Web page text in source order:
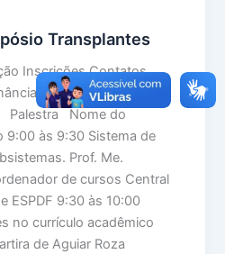
Transplantes
Inscrições Contatos
de hambúrguer
Palestra Nome do
às 9:30 Sistema de
Prof. Me.
de cursos Central
ESPDF 9:30 às 10:00
no currículo acadêmico
de Aguiar Roza